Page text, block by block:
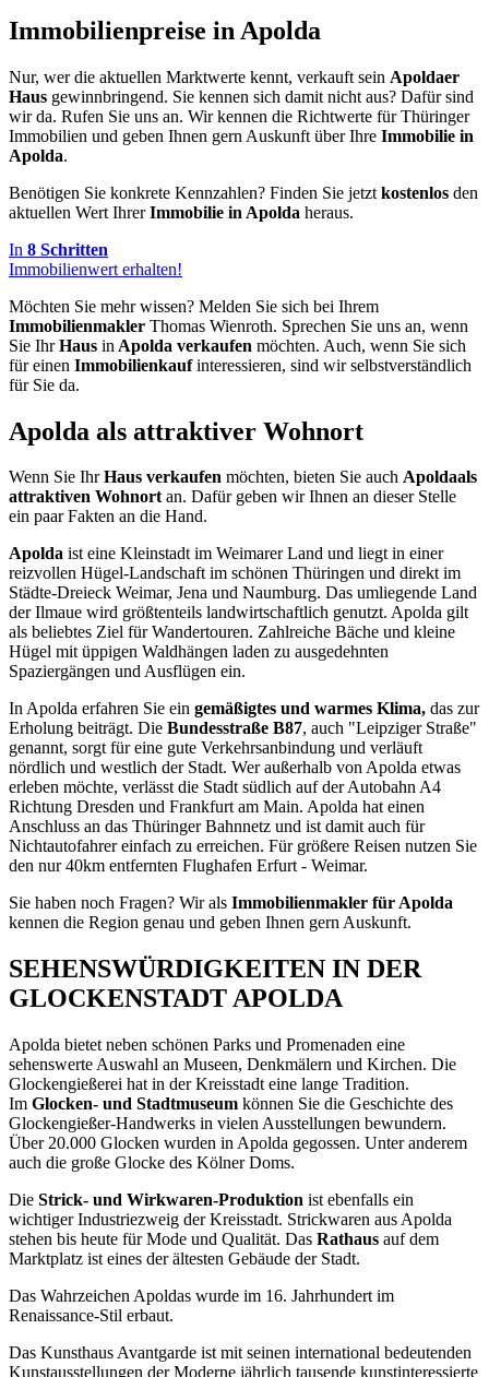
Immobilienpreise in Apolda
Nur, wer die aktuellen Marktwerte kennt, verkauft sein Apoldaer
Haus gewinnbringend. Sie kennen sich damit nicht aus? Dafür sind
wir da. Rufen Sie uns an. Wir kennen die Richtwerte für Thüringer
Immobilien und geben Ihnen gern Auskunft über Ihre Immobilie in
Apolda.
Benötigen Sie konkrete Kennzahlen? Finden Sie jetzt kostenlos den
aktuellen Wert IhrerImmobilie in Apolda heraus.
In 8 Schritten
Immobilienwert erhalten!
Möchten Sie mehr wissen? Melden Sie sich bei Ihrem
Immobilienmakler Thomas Wienroth. Sprechen Sie uns an, wenn
Sie IhrHaus in Apolda verkaufen möchten. Auch, wenn Sie sich
für einen Immobilienkaufinteressieren, sind wir selbstverständlich
für Sie da.
Apolda als attraktiver Wohnort
Wenn Sie IhrHaus verkaufen möchten, bieten Sie auch Apoldaals
attraktiven Wohnortan. Dafür geben wir Ihnen an dieser Stelle
ein paar Fakten an die Hand.
Apolda ist eine Kleinstadt im Weimarer Land und liegt in einer
reizvollen Hügel-Landschaft im schönen Thüringen und direkt im
Städte-Dreieck Weimar, Jena und Naumburg. Das umliegende Land
der Ilmaue wird größtenteils landwirtschaftlich genutzt. Apolda gilt
als beliebtes Ziel für Wandertouren. Zahlreiche Bäche und kleine
Hügel mit üppigen Waldhängen laden zu ausgedehnten
Spaziergängen und Ausflügen ein.
In Apolda erfahren Sie ein gemäßigtes und warmes Klima, das zur
Erholung beiträgt. Die Bundesstraße B87, auch "Leipziger Straße"
genannt, sorgt für eine gute Verkehrsanbindung und verläuft
nördlich und westlich der Stadt. Wer außerhalb von Apolda etwas
erleben möchte, verlässt die Stadt südlich auf der Autobahn A4
Richtung Dresden und Frankfurt am Main. Apolda hat einen
Anschluss an das Thüringer Bahnnetz und ist damit auch für
Nichtautofahrer einfach zu erreichen. Für größere Reisen nutzen Sie
den nur 40km entfernten Flughafen Erfurt - Weimar.
Sie haben noch Fragen? Wir als Immobilienmakler für Apolda
kennen die Region genau und geben Ihnen gern Auskunft.
SEHENSWÜRDIGKEITEN IN DER
GLOCKENSTADT APOLDA
Apolda bietet neben schönen Parks und Promenaden eine
sehenswerte Auswahl an Museen, Denkmälern und Kirchen. Die
Glockengießerei hat in der Kreisstadt eine lange Tradition.
Im Glocken- und Stadtmuseum können Sie die Geschichte des
Glockengießer-Handwerks in vielen Ausstellungen bewundern.
Über 20.000 Glocken wurden in Apolda gegossen. Unter anderem
auch die große Glocke des Kölner Doms.
Die Strick- und Wirkwaren-Produktion ist ebenfalls ein
wichtiger Industriezweig der Kreisstadt. Strickwaren aus Apolda
stehen bis heute für Mode und Qualität. Das Rathaus auf dem
Marktplatz ist eines der ältesten Gebäude der Stadt.
Das Wahrzeichen Apoldas wurde im 16. Jahrhundert im
Renaissance-Stil erbaut.
Das Kunsthaus Avantgarde ist mit seinen international bedeutenden
Kunstausstellungen der Moderne jährlich tausende kunstinteressierte